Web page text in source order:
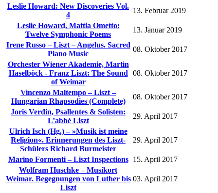
Leslie Howard: New Discoveries Vol.
4
13. Februar 2019
Leslie Howard, Mattia Ometto:
Twelve Symphonic Poems
13. Januar 2019
Irene Russo – Liszt – Angelus. Sacred
Piano Music
08. Oktober 2017
Orchester Wiener Akademie, Martin
Haselböck - Franz Liszt: The Sound
of Weimar
08. Oktober 2017
Vincenzo Maltempo – Liszt –
Hungarian Rhapsodies (Complete)
08. Oktober 2017
Joris Verdin, Psallentes & Solisten:
L’abbé Liszt
29. April 2017
Ulrich Isch (Hg.) – »Musik ist meine
Religion«. Erinnerungen des Liszt-
Schülers Richard Burmeister
29. April 2017
Marino Formenti – Liszt Inspections
15. April 2017
Wolfram Huschke – Musikort
Weimar. Begegnungen von Luther bis
Liszt
03. April 2017